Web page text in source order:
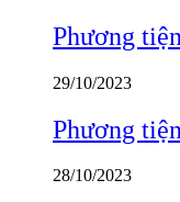
Phương
29/10/2023
Phương
28/10/2023